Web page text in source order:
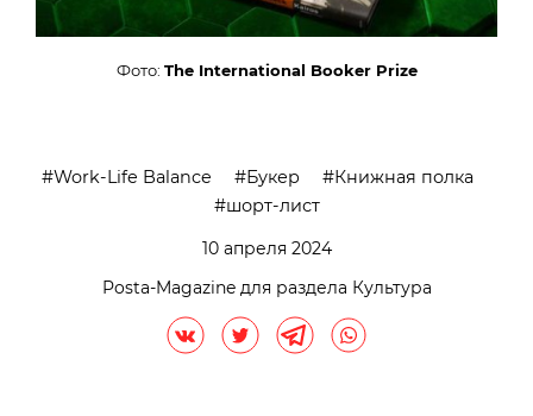
Фото: The International Booker Prize
Work-Life Balance Букер
Книжная полка
шорт-лист
10 апреля 2024
Posta-Magazine для раздела Культура